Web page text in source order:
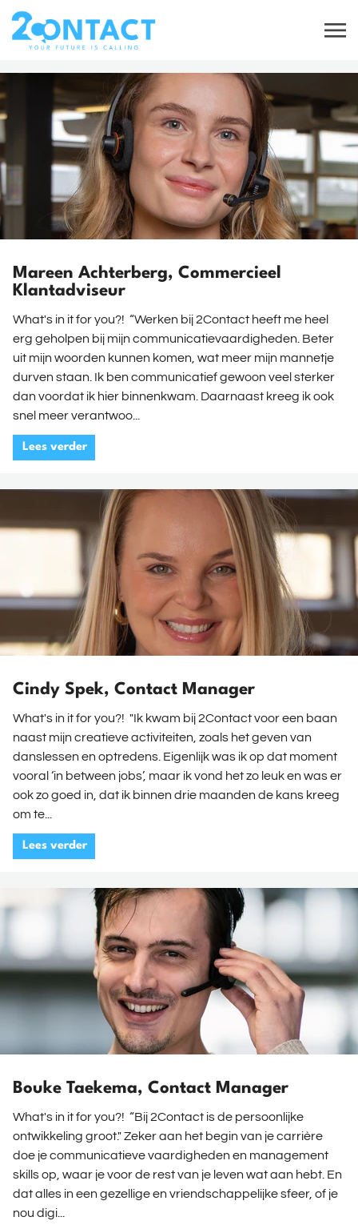
Mareen Achterberg, Commercieel
Klantadviseur
What's in it for you?! “Werken bij 2Contact heeft me heel
erg geholpen bij mijn communicatievaardigheden. Beter
uit mijn woorden kunnen komen, wat meer mijn mannetje
durven staan. Ik ben communicatief gewoon veel sterker
dan voordat ik hier binnenkwam. Daarnaast kreeg ik ook
snel meer verantwoo...
Lees verder
Cindy Spek, Contact Manager
What's in it for you?! "Ik kwam bij 2Contact voor een baan
naast mijn creatieve activiteiten, zoals het geven van
danslessen en optredens. Eigenlijk was ik op dat moment
vooral ‘in between jobs’, maar ik vond het zo leuk en was er
ook zo goed in, dat ik binnen drie maanden de kans kreeg
om te...
Lees verder
Bouke Taekema, Contact Manager
What's in it for you?! “Bij 2Contact is de persoonlijke
ontwikkeling groot." Zeker aan het begin van je carrière
doe je communicatieve vaardigheden en management
skills op, waar je voor de rest van je leven wat aan hebt. En
dat alles in een gezellige en vriendschappelijke sfeer, of je
nou digi...